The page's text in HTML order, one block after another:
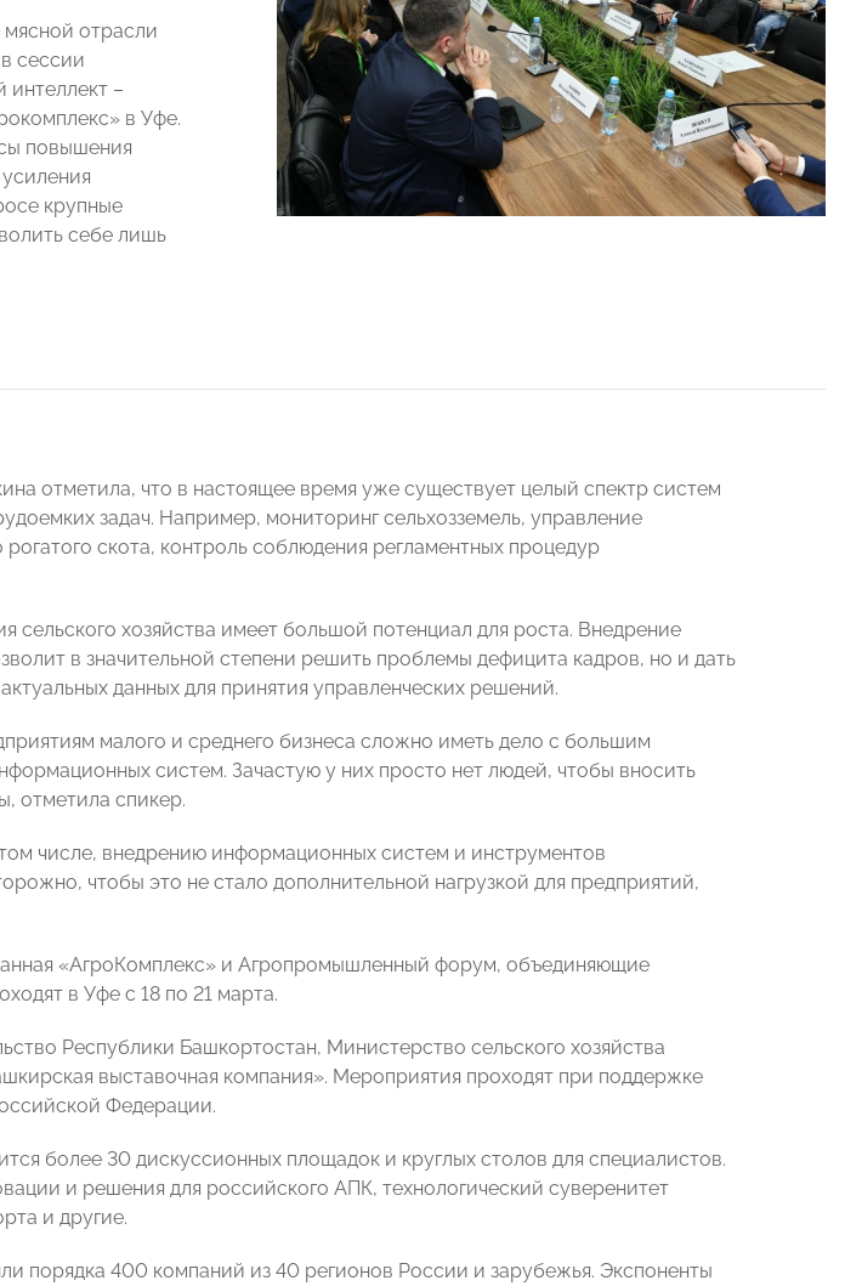
отрасли
сессии
–
в Уфе.
повышения
крупные
себе лишь
отметила, что в настоящее время уже существует целый спектр систем
задач. Например, мониторинг сельхозземель, управление
рогатого скота, контроль соблюдения регламентных процедур
сельского хозяйства имеет большой потенциал для роста. Внедрение
в значительной степени решить проблемы дефицита кадров, но и дать
данных для принятия управленческих решений.
малого и среднего бизнеса сложно иметь дело с большим
систем. Зачастую у них просто нет людей, чтобы вносить
отметила спикер.
числе, внедрению информационных систем и инструментов
чтобы это не стало дополнительной нагрузкой для предприятий,
«АгроКомплекс» и Агропромышленный форум, объединяющие
в Уфе с 18 по 21 марта.
Республики Башкортостан, Министерство сельского хозяйства
выставочная компания». Мероприятия проходят при поддержке
Федерации.
более 30 дискуссионных площадок и круглых столов для специалистов.
и решения для российского АПК, технологический суверенитет
и другие.
порядка 400 компаний из 40 регионов России и зарубежья. Экспоненты